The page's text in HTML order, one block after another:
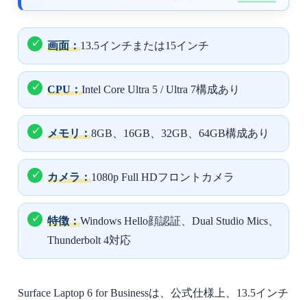
画面：13.5インチまたは15インチ
CPU：Intel Core Ultra 5 / Ultra 7構成あり
メモリ：8GB、16GB、32GB、64GB構成あり
カメラ：1080p Full HDフロントカメラ
特徴：Windows Hello顔認証、Dual Studio Mics、
Thunderbolt 4対応
Surface Laptop 6 for Businessは、公式仕様上、13.5インチ